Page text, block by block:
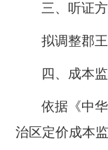
三、听证
拟调整郡
四、成本
依据《中
治区定价成本